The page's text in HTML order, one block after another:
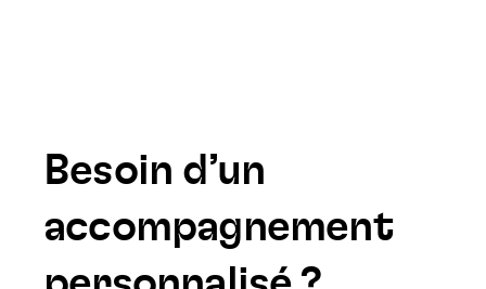
Besoin d’un
accompagnement